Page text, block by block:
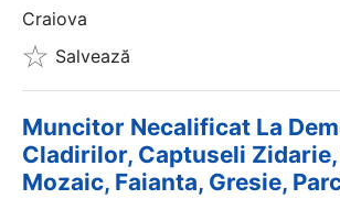
Craiova
Salvează
Muncitor Necalificat La
Cladirilor, Captuseli Zidarie,
Mozaic, Faianta, Gresie,